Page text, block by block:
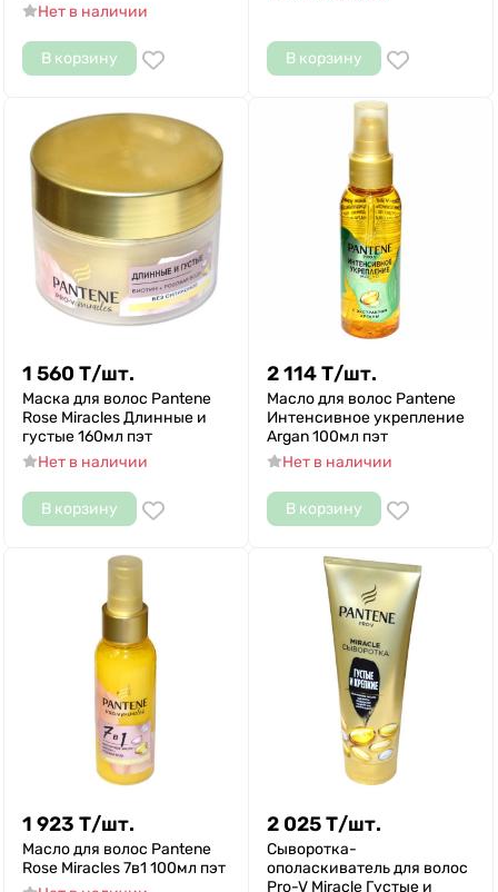
Нет в наличии
В корзину В корзину
1 560 Т/шт.
Маска для волос Pantene
Rose Miracles Длинные и
густые 160мл пэт
Нет в наличии
В корзину
2 114Т/шт.
Масло для волос Pantene
Интенсивное укрепление
Argan 100мл пэт
Нет в наличии
В корзину
1 923 Т/шт.
Масло для волос Pantene
Rose Miracles 7в1 100мл пэт
2 025Т/шт.
Сыворотка-
ополаскиватель для волос
Pro-V Miracle Густые и